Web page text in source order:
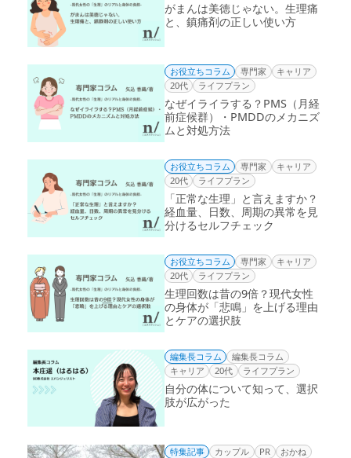
がまんは美徳じゃない。生理痛
と、鎮痛剤の正しい使い方
お役立ちコラム 専門家
キャリア
20代
ライフプラン
なぜイライラする？PMS（月経
前症候群）・PMDDのメカニズ
ムと対処方法
お役立ちコラム 専門家
キャリア
20代
ライフプラン
「正常な生理」と言えますか？
経血量、日数、周期の異常を見
分けるセルフチェック
お役立ちコラム 専門家
キャリア
20代
ライフプラン
生理回数は昔の9倍？現代女性
の身体が「悲鳴」を上げる理由
とケアの選択肢
編集長コラム
編集長コラム
キャリア
20代 ライフプラン
自分の体について知って、選択
肢が広がった
特集記事 カップル PR
おかね